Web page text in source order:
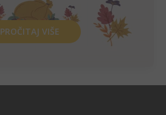
PROČITAJ VIŠE